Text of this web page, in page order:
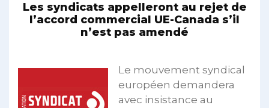
Les syndicats appelleront au rejet de
l’accord commercial UE-Canada s’il
n’est pas amendé
Le mouvement syndical
européen demandera
avec insistance au